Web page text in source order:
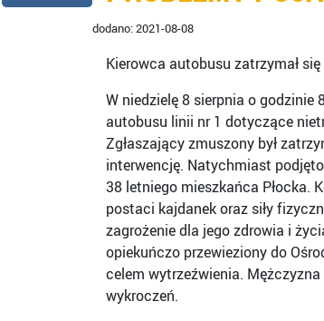
dodano: 2021-08-08
Kierowca autobusu zatrzymał
W niedzielę 8 sierpnia o godzinie
autobusu linii nr 1 dotyczące
Zgłaszający zmuszony był
interwencję. Natychmiast
38 letniego mieszkańca Płocka.
postaci kajdanek oraz siły
zagrożenie dla jego zdrowia i
opiekuńczo przewieziony do
celem wytrzeźwienia.
wykroczeń.